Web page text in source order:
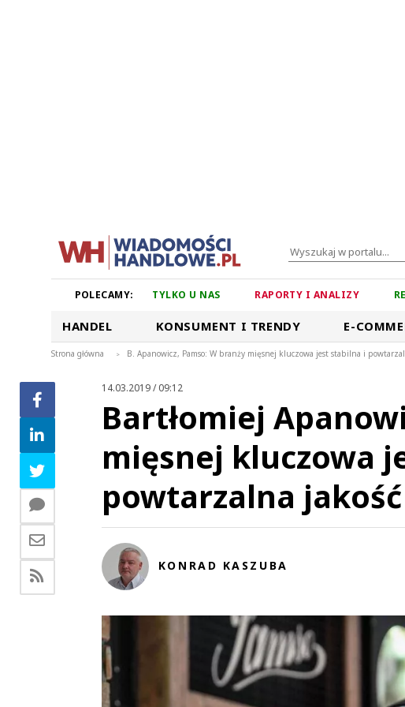
POLECAMY: TYLKO U NAS RAPORTY I ANALIZY
HANDEL KONSUMENT I TRENDY E-
Strona główna > B. Apanowicz, Pamso: W branży mięsnej kluczowa jest stabilna i
14.03.2019 / 09:12
Bartłomiej
mięsnej kluczowa
powtarzalna
KONRAD KASZUBA